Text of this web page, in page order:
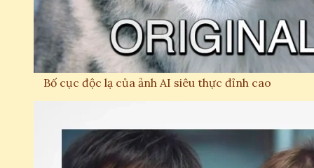
Bố cục độc lạ của ảnh AI siêu thực đỉnh cao